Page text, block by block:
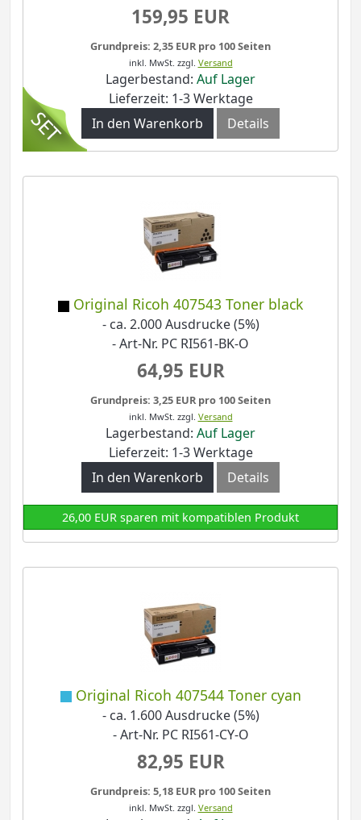
159,95 EUR
Grundpreis: 2,35 EUR pro 100 Seiten
inkl. MwSt. zzgl. Versand
Lagerbestand: Auf Lager
Lieferzeit: 1-3 Werktage
In den Warenkorb
Details
Original Ricoh 407543 Toner black
- ca. 2.000 Ausdrucke (5%)
- Art-Nr. PC RI561-BK-O
64,95 EUR
Grundpreis: 3,25 EUR pro 100 Seiten
inkl. MwSt. zzgl. Versand
Lagerbestand: Auf Lager
Lieferzeit: 1-3 Werktage
In den Warenkorb
Details
26,00 EUR sparen mit kompatiblen Produkt
Original Ricoh 407544 Toner cyan
- ca. 1.600 Ausdrucke (5%)
- Art-Nr. PC RI561-CY-O
82,95 EUR
Grundpreis: 5,18 EUR pro 100 Seiten
inkl. MwSt. zzgl. Versand